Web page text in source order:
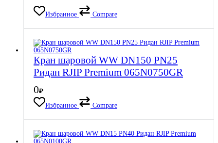
Избранное Compare
Кран шаровой WW DN150 PN25
Ридан RJIP Premium 065N0750GR
0₽
Избранное
Compare